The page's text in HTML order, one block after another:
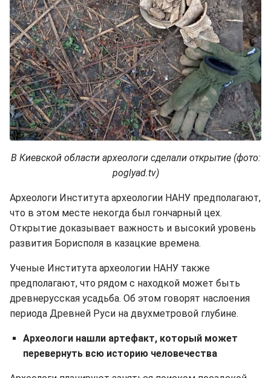
В Киевской области археологи сделали открытие (фото:
poglyad.tv)
Археологи Института археологии НАНУ предполагают,
что в этом месте некогда был гончарный цех.
Открытие доказывает важность и высокий уровень
развития Борисполя в казацкие времена.
Ученые Института археологии НАНУ также
предполагают, что рядом с находкой может быть
древнерусская усадьба. Об этом говорят наслоения
периода Древней Руси на двухметровой глубине.
Археологи нашли артефакт, который может
перевернуть всю историю человечества